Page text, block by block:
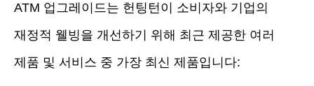
ATM 업그레이드는 헌팅턴이 소비자와 기업의
재정적 웰빙을 개선하기 위해 최근 제공한 여러
제품 및 서비스 중 가장 최신 제품입니다: